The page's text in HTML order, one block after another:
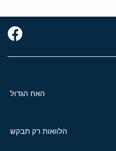
האח הגדול
הלוואות רק תבקש